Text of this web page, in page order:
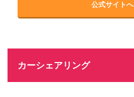
公式サイトへ
カーシェアリング